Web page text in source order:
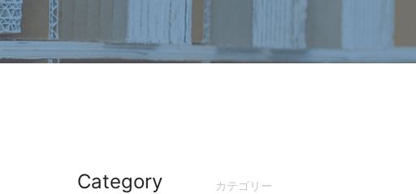
Category カテゴリー